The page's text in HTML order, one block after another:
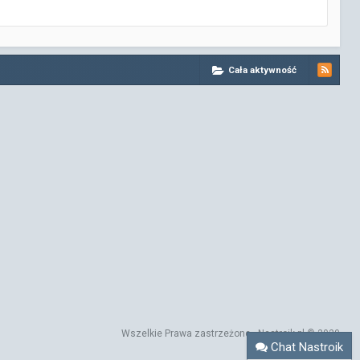
Cała aktywność
Chat Nastroik
Wszelkie Prawa zastrzeżone - Nastroik.pl © 2020